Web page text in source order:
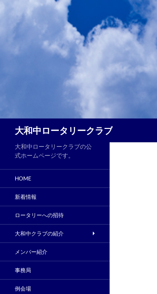
大和中ロータリークラブ
大和中ロータリークラブの公
式ホームページです。
HOME
新着情報
ロータリーへの招待
大和中クラブの紹介
メンバー紹介
事務局
例会場